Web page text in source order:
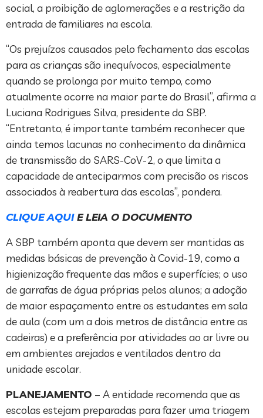
social, a proibição de aglomerações e a restrição da
entrada de familiares na escola.
“Os prejuízos causados pelo fechamento das escolas
para as crianças são inequívocos, especialmente
quando se prolonga por muito tempo, como
atualmente ocorre na maior parte do Brasil”, afirma a
Luciana Rodrigues Silva, presidente da SBP.
“Entretanto, é importante também reconhecer que
ainda temos lacunas no conhecimento da dinâmica
de transmissão do SARS-CoV-2, o que limita a
capacidade de anteciparmos com precisão os riscos
associados à reabertura das escolas”, pondera.
CLIQUE AQUIE LEIA O DOCUMENTO
A SBP também aponta que devem ser mantidas as
medidas básicas de prevenção à Covid-19, como a
higienização frequente das mãos e superfícies; o uso
de garrafas de água próprias pelos alunos; a adoção
de maior espaçamento entre os estudantes em sala
de aula (com um a dois metros de distância entre as
cadeiras) e a preferência por atividades ao ar livre ou
em ambientes arejados e ventilados dentro da
unidade escolar.
PLANEJAMENTO – A entidade recomenda que as
escolas estejam preparadas para fazer uma triagem